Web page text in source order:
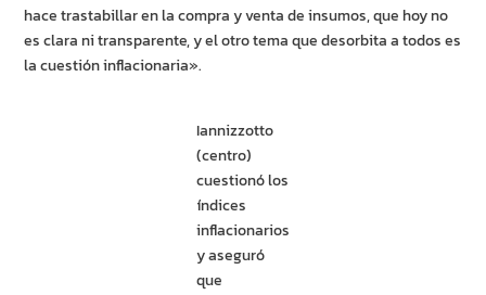
hace trastabillar en la compra y venta de insumos, que hoy no
es clara ni transparente, y el otro tema que desorbita a todos es
la cuestión inflacionaria».
Iannizzotto
(centro)
cuestionó los
índices
inflacionarios
y aseguró
que